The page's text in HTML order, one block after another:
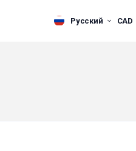
Русский CAD